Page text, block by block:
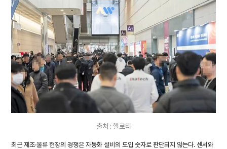
출처 : 헬로티
최근 제조·물류 현장의 경쟁은 자동화 설비의 도입 숫자로 판단되지 않는다. 센서와